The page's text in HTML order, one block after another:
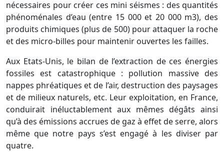
nécessaires pour créer ces mini séismes : des quantités
phénoménales d’eau (entre 15 000 et 20 000 m3), des
produits chimiques (plus de 500) pour attaquer la roche
et des micro-billes pour maintenir ouvertes les failles.
Aux Etats-Unis, le bilan de l’extraction de ces énergies
fossiles est catastrophique : pollution massive des
nappes phréatiques et de l’air, destruction des paysages
et de milieux naturels, etc. Leur exploitation, en France,
conduirait inéluctablement aux mêmes dégâts ainsi
qu’à des émissions accrues de gaz à effet de serre, alors
même que notre pays s’est engagé à les diviser par
quatre.